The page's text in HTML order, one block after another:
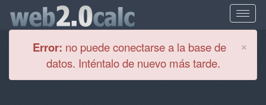
×
Error: no puede conectarse a la base de
datos. Inténtalo de nuevo más tarde.